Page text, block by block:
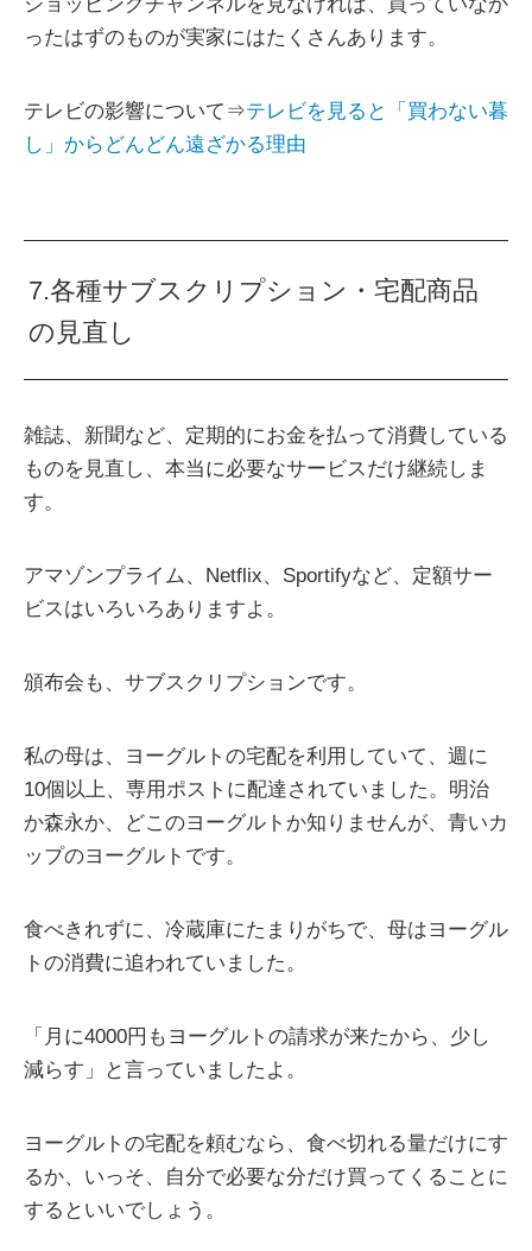
ったはずのものが実家にはたくさんあります。
テレビの影響について⇒テレビを見ると「買わない暮
し」からどんどん遠ざかる理由
7.各種サブスクリプション・宅配商品
の見直し
雑誌、新聞など、定期的にお金を払って消費している
ものを見直し、本当に必要なサービスだけ継続しま
す。
アマゾンプライム、Netflix、Sportifyなど、定額サー
ビスはいろいろありますよ。
頒布会も、サブスクリプションです。
私の母は、ヨーグルトの宅配を利用していて、週に
10個以上、専用ポストに配達されていました。明治
か森永か、どこのヨーグルトか知りませんが、青いカ
ップのヨーグルトです。
食べきれずに、冷蔵庫にたまりがちで、母はヨーグル
トの消費に追われていました。
「月に4000円もヨーグルトの請求が来たから、少し
減らす」と言っていましたよ。
ヨーグルトの宅配を頼むなら、食べ切れる量だけにす
るか、いっそ、自分で必要な分だけ買ってくることに
するといいでしょう。